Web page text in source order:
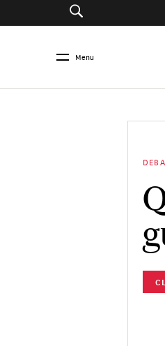
Menu